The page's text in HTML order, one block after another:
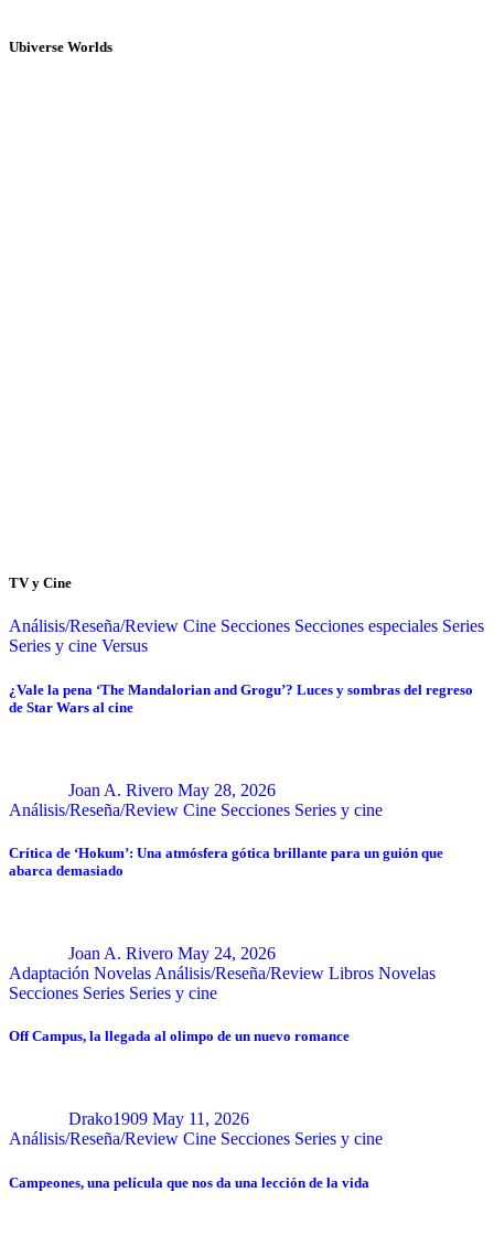
Ubiverse Worlds
TV y Cine
Análisis/Reseña/Review Cine Secciones Secciones especiales Series
Series y cine Versus
¿Vale la pena ‘The Mandalorian and Grogu’? Luces y sombras del regreso
de Star Wars al cine
Joan A. Rivero May 28, 2026
Análisis/Reseña/Review Cine Secciones Series y cine
Crítica de ‘Hokum’: Una atmósfera gótica brillante para un guión que
abarca demasiado
Joan A. Rivero May 24, 2026
Adaptación Novelas Análisis/Reseña/Review Libros Novelas
Secciones Series Series y cine
Off Campus, la llegada al olimpo de un nuevo romance
Drako1909 May 11, 2026
Análisis/Reseña/Review Cine Secciones Series y cine
Campeones, una película que nos da una lección de la vida